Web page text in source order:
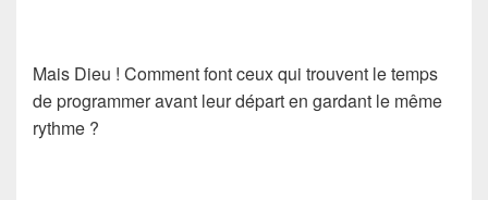
Mais Dieu ! Comment font ceux qui trouvent le temps
de programmer avant leur départ en gardant le même
rythme ?